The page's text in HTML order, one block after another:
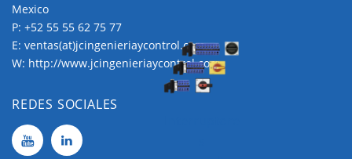
Mexico
P: +52 55 55 62 75 77
E: ventas(at)jcingenieriaycontrol.com
W: http://www.jcingenieriaycontrol.com
REDES SOCIALES